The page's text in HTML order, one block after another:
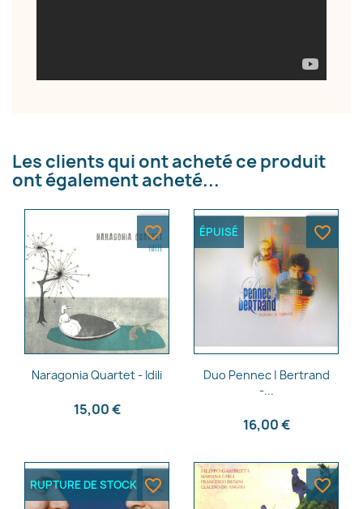
Les clients qui ont acheté ce produit
ont également acheté...
Aperçu rapide
Naragonia Quartet - Idili
15,00 €
favorite_border
Aperçu rapide
Duo Pennec | Bertrand
-...
16,00 €
ÉPUISÉ favorite_border
RUPTURE DE STOCK favorite_border favorite_border